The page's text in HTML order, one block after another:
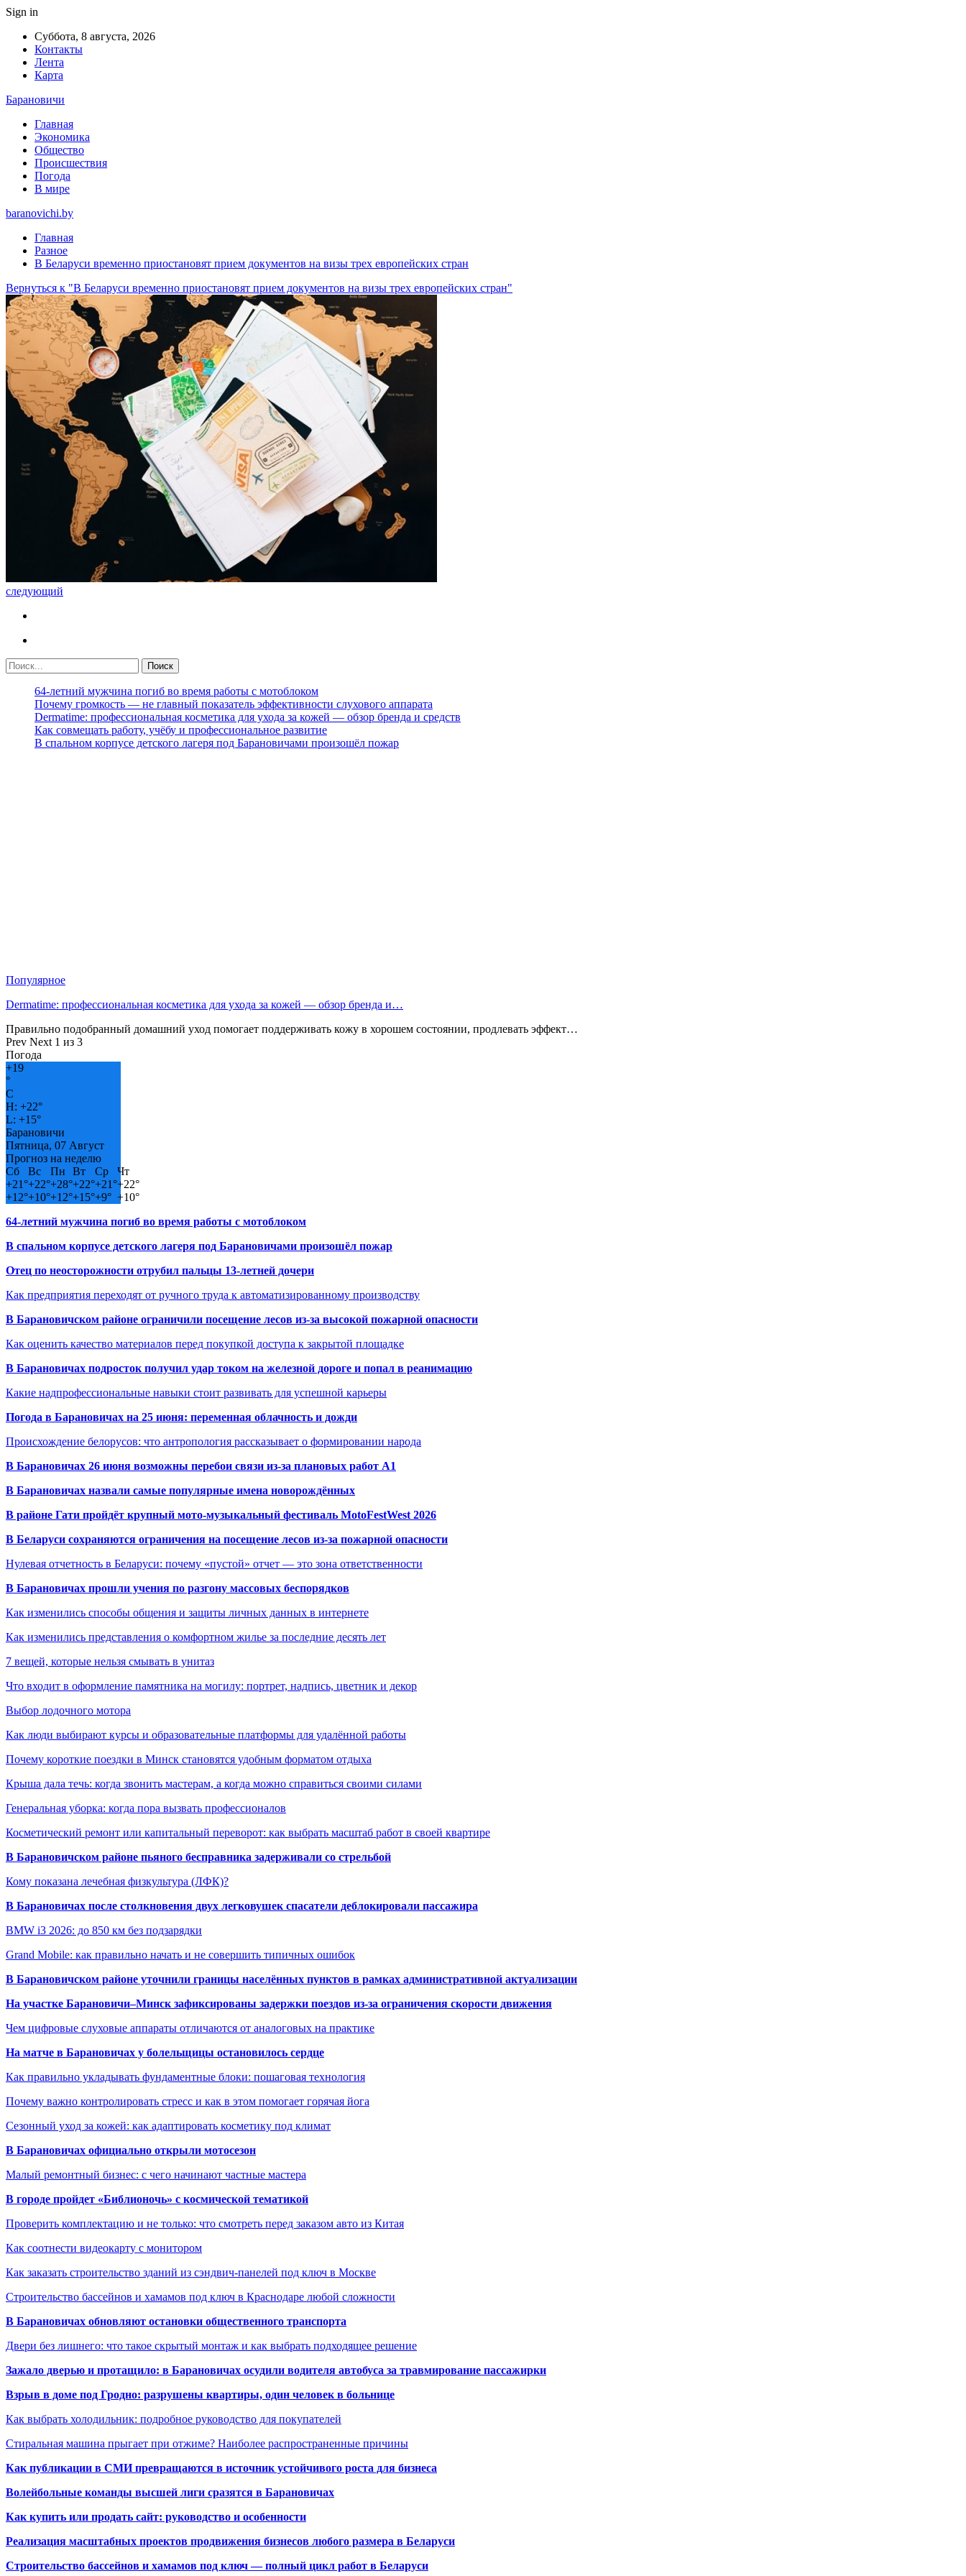
Sign in
Суббота, 8 августа, 2026
Контакты
Лента
Карта
Барановичи
Главная
Экономика
Общество
Происшествия
Погода
В мире
baranovichi.by
Главная
Разное
В Беларуси временно приостановят прием документов на визы трех европейских стран
Вернуться к "В Беларуси временно приостановят прием документов на визы трех европейских стран"
следующий
64-летний мужчина погиб во время работы с мотоблоком
Почему громкость — не главный показатель эффективности слухового аппарата
Dermatime: профессиональная косметика для ухода за кожей — обзор бренда и средств
Как совмещать работу, учёбу и профессиональное развитие
В спальном корпусе детского лагеря под Барановичами произошёл пожар
Популярное
Dermatime: профессиональная косметика для ухода за кожей — обзор бренда и…
Правильно подобранный домашний уход помогает поддерживать кожу в хорошем состоянии, продлевать эффект…
Prev Next 1 из 3
Погода
+19
°
C
H: +22°
L: +15°
Барановичи
Пятница, 07 Август
Прогноз на неделю
Сб
Вс Пн Вт Ср
Чт
+21°+22°+28°+22°+21°+22°
+12°+10°+12°+15°+9° +10°
64-летний мужчина погиб во время работы с мотоблоком
В спальном корпусе детского лагеря под Барановичами произошёл пожар
Отец по неосторожности отрубил пальцы 13-летней дочери
Как предприятия переходят от ручного труда к автоматизированному производству
В Барановичском районе ограничили посещение лесов из-за высокой пожарной опасности
Как оценить качество материалов перед покупкой доступа к закрытой площадке
В Барановичах подросток получил удар током на железной дороге и попал в реанимацию
Какие надпрофессиональные навыки стоит развивать для успешной карьеры
Погода в Барановичах на 25 июня: переменная облачность и дожди
Происхождение белорусов: что антропология рассказывает о формировании народа
В Барановичах 26 июня возможны перебои связи из-за плановых работ A1
В Барановичах назвали самые популярные имена новорождённых
В районе Гати пройдёт крупный мото-музыкальный фестиваль MotoFestWest 2026
В Беларуси сохраняются ограничения на посещение лесов из-за пожарной опасности
Нулевая отчетность в Беларуси: почему «пустой» отчет — это зона ответственности
В Барановичах прошли учения по разгону массовых беспорядков
Как изменились способы общения и защиты личных данных в интернете
Как изменились представления о комфортном жилье за последние десять лет
7 вещей, которые нельзя смывать в унитаз
Что входит в оформление памятника на могилу: портрет, надпись, цветник и декор
Выбор лодочного мотора
Как люди выбирают курсы и образовательные платформы для удалённой работы
Почему короткие поездки в Минск становятся удобным форматом отдыха
Крыша дала течь: когда звонить мастерам, а когда можно справиться своими силами
Генеральная уборка: когда пора вызвать профессионалов
Косметический ремонт или капитальный переворот: как выбрать масштаб работ в своей квартире
В Барановичском районе пьяного бесправника задерживали со стрельбой
Кому показана лечебная физкультура (ЛФК)?
В Барановичах после столкновения двух легковушек спасатели деблокировали пассажира
BMW i3 2026: до 850 км без подзарядки
Grand Mobile: как правильно начать и не совершить типичных ошибок
В Барановичском районе уточнили границы населённых пунктов в рамках административной актуализации
На участке Барановичи–Минск зафиксированы задержки поездов из-за ограничения скорости движения
Чем цифровые слуховые аппараты отличаются от аналоговых на практике
На матче в Барановичах у болельщицы остановилось сердце
Как правильно укладывать фундаментные блоки: пошаговая технология
Почему важно контролировать стресс и как в этом помогает горячая йога
Сезонный уход за кожей: как адаптировать косметику под климат
В Барановичах официально открыли мотосезон
Малый ремонтный бизнес: с чего начинают частные мастера
В городе пройдет «Библионочь» с космической тематикой
Проверить комплектацию и не только: что смотреть перед заказом авто из Китая
Как соотнести видеокарту с монитором
Как заказать строительство зданий из сэндвич-панелей под ключ в Москве
Строительство бассейнов и хамамов под ключ в Краснодаре любой сложности
В Барановичах обновляют остановки общественного транспорта
Двери без лишнего: что такое скрытый монтаж и как выбрать подходящее решение
Зажало дверью и протащило: в Барановичах осудили водителя автобуса за травмирование пассажирки
Взрыв в доме под Гродно: разрушены квартиры, один человек в больнице
Как выбрать холодильник: подробное руководство для покупателей
Стиральная машина прыгает при отжиме? Наиболее распространенные причины
Как публикации в СМИ превращаются в источник устойчивого роста для бизнеса
Волейбольные команды высшей лиги сразятся в Барановичах
Как купить или продать сайт: руководство и особенности
Реализация масштабных проектов продвижения бизнесов любого размера в Беларуси
Строительство бассейнов и хамамов под ключ — полный цикл работ в Беларуси